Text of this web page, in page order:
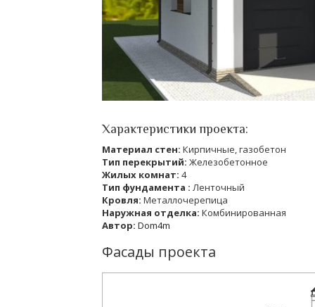
Характеристики проекта:
Материал стен: Кирпичные, газобетон
Тип перекрытий: Железобетонное
Жилых комнат: 4
Тип фундамента : Ленточный
Кровля: Металлочерепица
Наружная отделка: Комбинированная
Автор: Dom4m
Фасады проекта